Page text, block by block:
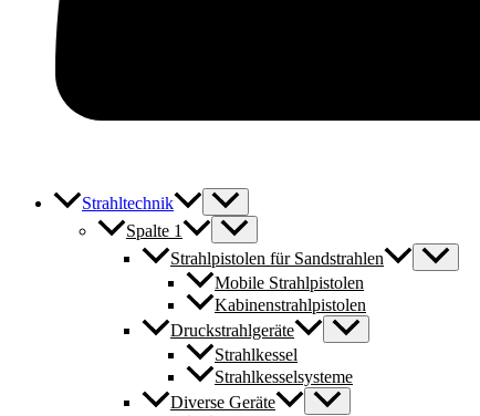
Strahltechnik
Spalte 1
Strahlpistolen für Sandstrahlen
Mobile Strahlpistolen
Kabinenstrahlpistolen
Druckstrahlgeräte
Strahlkessel
Strahlkesselsysteme
Diverse Geräte